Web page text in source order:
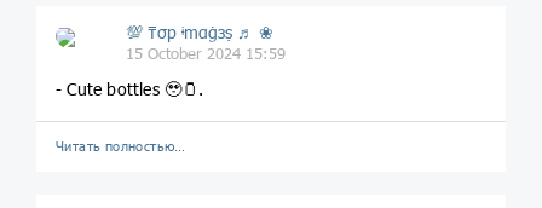
💯 ₸σp ᶤmαġзṣ ♬ ❀
15 October 2024 15:59
- Cute bottles 🥹🫙.
Читать полностью…